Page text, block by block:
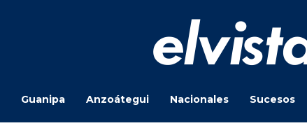
Guanipa Anzoátegui Nacionales Sucesos